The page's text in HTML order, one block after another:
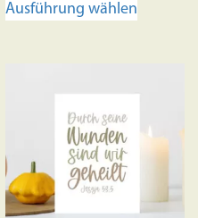
Ausführung wählen
Die